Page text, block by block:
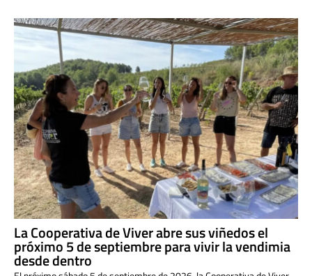
La Cooperativa de Viver abre sus viñedos el
próximo 5 de septiembre para vivir la vendimia
desde dentro